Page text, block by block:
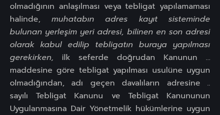
olmadığının anlaşılması veya tebligat yapılamaması
halinde, muhatabın adres kayıt sisteminde
bulunan yerleşim yeri adresi, bilinen en son adresi
olarak kabul edilip tebligatın buraya yapılması
gerekirken, ilk seferde doğrudan Kanunun …
maddesine göre tebligat yapılması usulüne uygun
olmadığından, adı geçen davalıların adresine ..
sayılı Tebligat Kanunu ve Tebligat Kanununun
Uygulanmasına Dair Yönetmelik hükümlerine uygun